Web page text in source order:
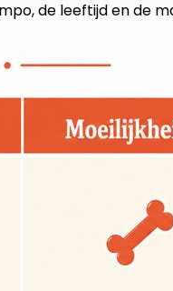
de leeftijd en de